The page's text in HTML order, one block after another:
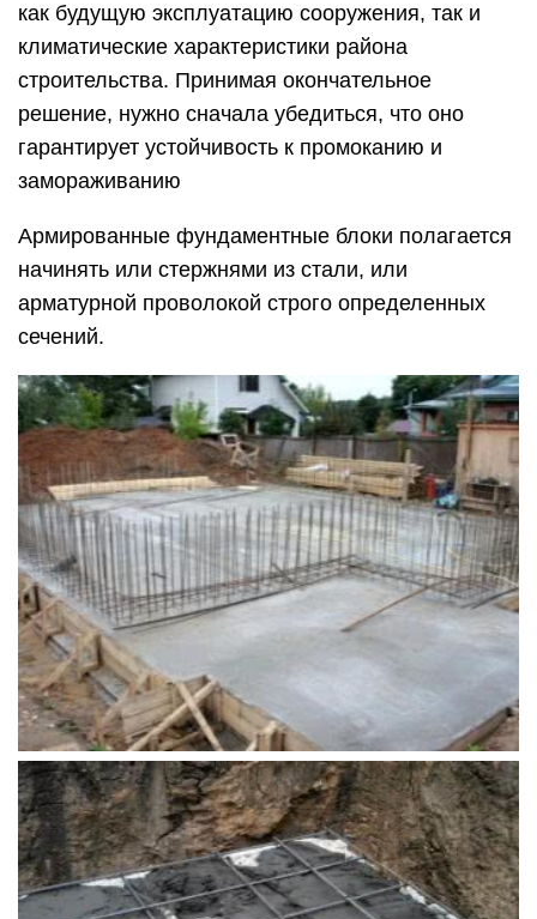
как будущую эксплуатацию сооружения, так и
климатические характеристики района
строительства. Принимая окончательное
решение, нужно сначала убедиться, что оно
гарантирует устойчивость к промоканию и
замораживанию
Армированные фундаментные блоки полагается
начинять или стержнями из стали, или
арматурной проволокой строго определенных
сечений.